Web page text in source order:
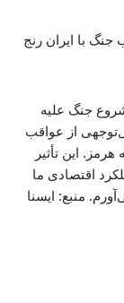
جنگ علیه
از عواقب
این تأثیر
اقتصادی ما
منبع: ایسنا